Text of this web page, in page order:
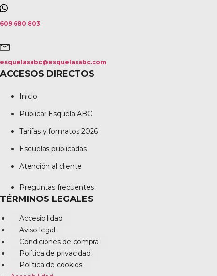
609 680 803
esquelasabc@esquelasabc.com
ACCESOS DIRECTOS
Inicio
Publicar Esquela ABC
Tarifas y formatos 2026
Esquelas publicadas
Atención al cliente
Preguntas frecuentes
TÉRMINOS LEGALES
Accesibilidad
Aviso legal
Condiciones de compra
Política de privacidad
Política de cookies